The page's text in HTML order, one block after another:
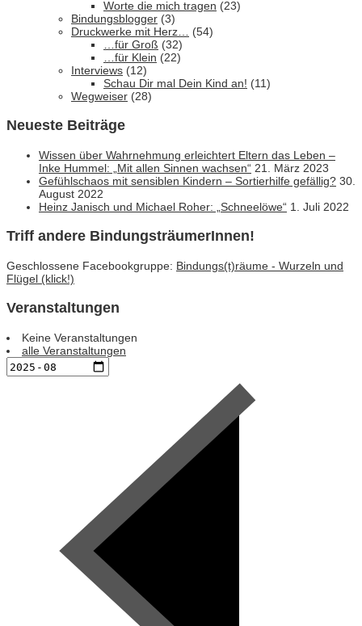
Worte die mich tragen (23)
Bindungsblogger (3)
Druckwerke mit Herz…
(54)
…für Groß (32)
…für Klein (22)
Interviews (12)
Schau Dir mal Dein Kind an! (11)
Wegweiser (28)
Neueste Beiträge
Wissen über Wahrnehmung erleichtert Eltern das Leben –
Inke Hummel: „Mit allen Sinnen wachsen“ 21. März 2023
Gefühlschaos mit sensiblen Kindern – Sortierhilfe gefällig? 30.
August 2022
Heinz Janisch und Michael Roher: „Schneelöwe“ 1. Juli 2022
Triff andere BindungsträumerInnen!
Geschlossene Facebookgruppe: Bindungs(t)räume - Wurzeln und
Flügel (klick!)
Veranstaltungen
Keine Veranstaltungen
alle Veranstaltungen